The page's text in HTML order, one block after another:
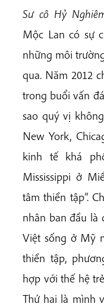
Sư cô Hỷ
Mộc Lan có sự
những môi
qua. Năm 2012
trong buổi vấn
sao quý vị
New York,
kinh tế khá
Mississippi ở
tâm thiền tập”.
nhân ban đầu là
Việt sống ở Mỹ
thiền tập,
hợp với thế hệ
Thứ hai là mình